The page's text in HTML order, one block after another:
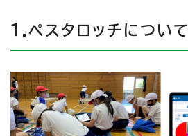
１.ペスタロッチについて